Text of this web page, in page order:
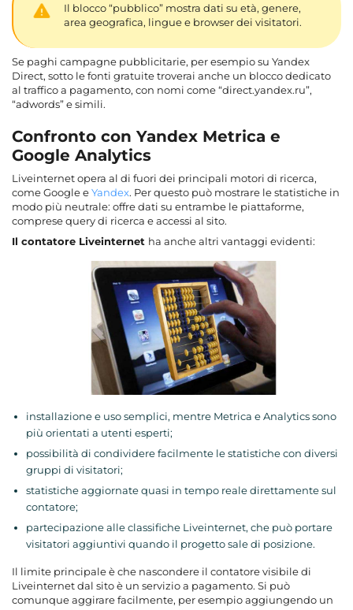
Il blocco “pubblico” mostra dati su età, genere,
area geografica, lingue e browser dei visitatori.
Se paghi campagne pubblicitarie, per esempio su Yandex
Direct, sotto le fonti gratuite troverai anche un blocco dedicato
al traffico a pagamento, con nomi come “direct.yandex.ru”,
“adwords” e simili.
Confronto con Yandex Metrica e
Google Analytics
Liveinternet opera al di fuori dei principali motori di ricerca,
come Google eYandex. Per questo può mostrare le statistiche in
modo più neutrale: offre dati su entrambe le piattaforme,
comprese query di ricerca e accessi al sito.
Il contatore Liveinternet ha anche altri vantaggi evidenti:
installazione e uso semplici, mentre Metrica e Analytics sono
più orientati a utenti esperti;
possibilità di condividere facilmente le statistiche con diversi
gruppi di visitatori;
statistiche aggiornate quasi in tempo reale direttamente sul
contatore;
partecipazione alle classifiche Liveinternet, che può portare
visitatori aggiuntivi quando il progetto sale di posizione.
Il limite principale è che nascondere il contatore visibile di
Liveinternet dal sito è un servizio a pagamento. Si può
comunque aggirare facilmente, per esempio aggiungendo un